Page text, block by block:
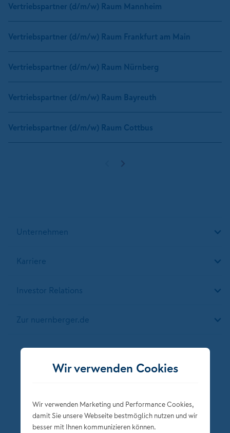
Vertriebspartner (d/m/w) Raum Mannheim
Vertriebspartner (d/m/w) Raum Frankfurt am Main
Vertriebspartner (d/m/w) Raum Nürnberg
Vertriebspartner (d/m/w) Raum Bayreuth
Vertriebspartner (d/m/w) Raum Cottbus
Vorherige Seite
Unternehmen
Karriere
Investor Relations
Zur nuernberger.de
Wir verwenden Cookies
Wir verwenden Marketing und Performance Cookies,
damit Sie unsere Webseite bestmöglich nutzen und wir
besser mit Ihnen kommunizieren können.